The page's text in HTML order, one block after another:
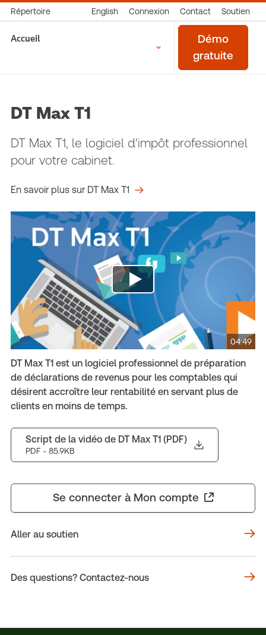
Répertoire English Connexion Contact Soutien
Accueil
Démo
gratuite
DT Max T1
DT Max T1, le logiciel d'impôt professionnel
pour votre cabinet.
En savoir plus sur DT Max T1
04:49
DT Max T1 est un logiciel professionnel de préparation
de déclarations de revenus pour les comptables qui
désirent accroître leur rentabilité en servant plus de
clients en moins de temps.
Script de la vidéo de DT Max T1 (PDF)
PDF - 85.9KB
Se connecter à Mon compte
Aller au soutien
Des questions? Contactez-nous